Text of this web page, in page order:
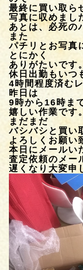
最終に買い取ら
写真に収めまし
あとは、必死の
また
パチリとお写真
とにかく
ありがたいです。
休日出勤もいつ
4時間程度済む
昨日は
9時から16時ま
嬉しい作業です。
まだまだ
バシバシと買い
よろしくお願い
本日にメールい
査定依頼のメー
遅くなり大変申